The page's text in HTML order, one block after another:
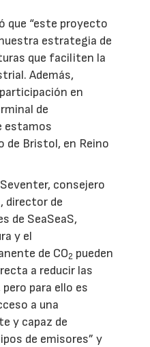
que “este proyecto
estrategia de
que faciliten la
Además,
en
de
estamos
de Bristol, en Reino
consejero
director de
de SeaSeaS,
y el
de CO2 pueden
a reducir las
para ello es
a una
y capaz de
de emisores” y